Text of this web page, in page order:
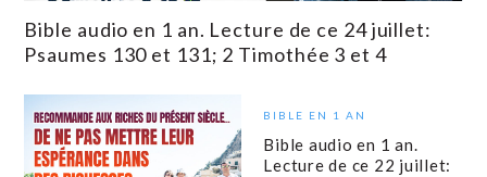
Bible audio en 1 an. Lecture de ce 24 juillet:
Psaumes 130 et 131; 2 Timothée 3 et 4
BIBLE EN 1 AN
Bible audio en 1 an.
Lecture de ce 22 juillet: